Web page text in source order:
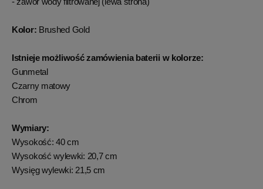
Kolor: Brushed Gold
Istnieje możliwość zamówienia baterii w kolorze:
Gunmetal
Czarny matowy
Chrom
Wymiary:
Wysokość: 40 cm
Wysokość wylewki: 20,7 cm
Wysięg wylewki: 21,5 cm